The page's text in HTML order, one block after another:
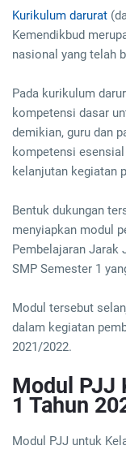
Kurikulum darurat
Kemendikbud
nasional yang telah
Pada kurikulum
kompetensi dasar
demikian, guru dan
kompetensi
kelanjutan kegiatan
Bentuk dukungan
menyiapkan modul
Pembelajaran Jarak
SMP Semester 1
Modul tersebut
dalam kegiatan
2021/2022.
Modul PJJ
1 Tahun
Modul PJJ untuk